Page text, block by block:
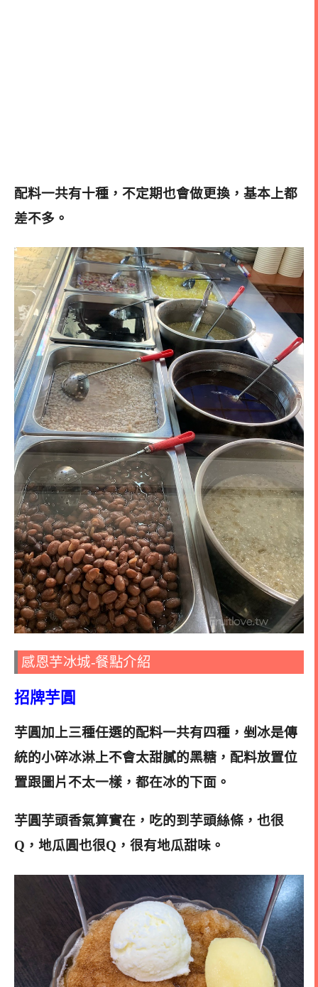
配料一共有十種，不定期也會做更換，基本上都
差不多。
感恩芋冰城-餐點介紹
招牌芋圓
芋圓加上三種任選的配料一共有四種，剉冰是傳
統的小碎冰淋上不會太甜膩的黑糖，配料放置位
置跟圖片不太一樣，都在冰的下面 。
芋圓芋頭香氣算實在，吃的到芋頭絲條，也很
Q，地瓜圓也很Q，很有地瓜甜味。